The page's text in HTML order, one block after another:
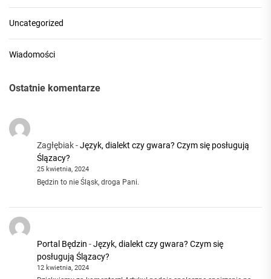
Uncategorized
Wiadomości
Ostatnie komentarze
Zagłębiak-Język, dialekt czy gwara? Czym się posługują
Ślązacy?
25 kwietnia, 2024
Będzin to nie Śląsk, droga Pani.
Portal Będzin -Język, dialekt czy gwara? Czym się
posługują Ślązacy?
12 kwietnia, 2024